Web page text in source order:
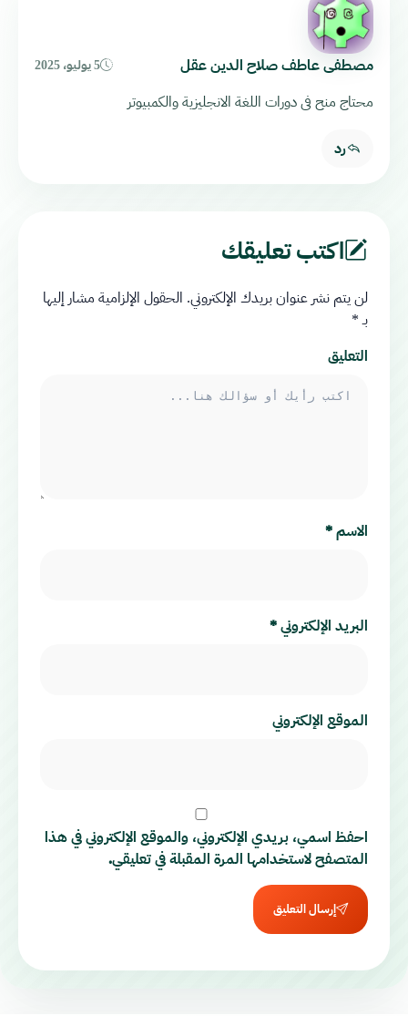
مصطفى عاطف صلاح الدين عقل 5 يوليو، 2025
محتاج منح فى دورات اللغة الانجليزية والكمبيوتر
رد
اكتب تعليقك
لن يتم نشر عنوان بريدك الإلكتروني. الحقول الإلزامية مشار إليها
بـ*
التعليق
الاسم*
البريد الإلكتروني*
الموقع الإلكتروني
احفظ اسمي، بريدي الإلكتروني، والموقع الإلكتروني في هذا
المتصفح لاستخدامها المرة المقبلة في تعليقي.
إرسال التعليق